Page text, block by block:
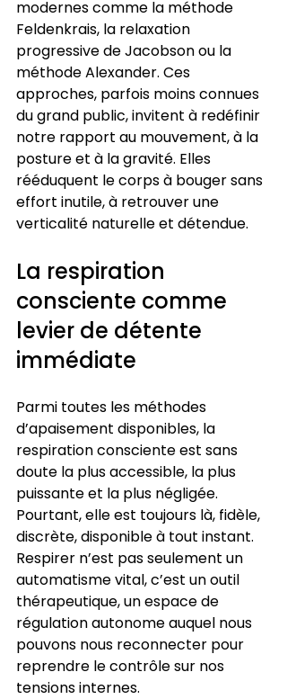
modernes comme la méthode
Feldenkrais, la relaxation
progressive de Jacobson ou la
méthode Alexander. Ces
approches, parfois moins connues
du grand public, invitent à redéfinir
notre rapport au mouvement, à la
posture et à la gravité. Elles
rééduquent le corps à bouger sans
effort inutile, à retrouver une
verticalité naturelle et détendue.
La respiration
consciente comme
levier de détente
immédiate
Parmi toutes les méthodes
d’apaisement disponibles, la
respiration consciente est sans
doute la plus accessible, la plus
puissante et la plus négligée.
Pourtant, elle est toujours là, fidèle,
discrète, disponible à tout instant.
Respirer n’est pas seulement un
automatisme vital, c’est un outil
thérapeutique, un espace de
régulation autonome auquel nous
pouvons nous reconnecter pour
reprendre le contrôle sur nos
tensions internes.